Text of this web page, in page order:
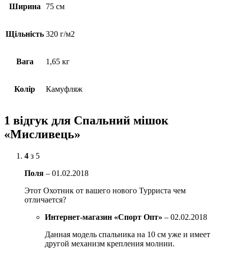
Ширина 75 см
Щільність 320 г/м2
Вага 1,65 кг
Колір Камуфляж
1 відгук для Спальний мішок
«Мисливець»
4 з 5
Поля – 01.02.2018
Этот Охотник от вашего нового Турриста чем
отличается?
Интернет-магазин «Спорт Опт» – 02.02.2018
Данная модель спальника на 10 см уже и имеет
другой механизм крепления молнии.